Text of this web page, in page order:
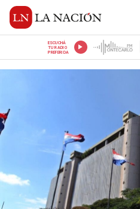
ESCUCHÁ
TU RADIO
PREFERIDA